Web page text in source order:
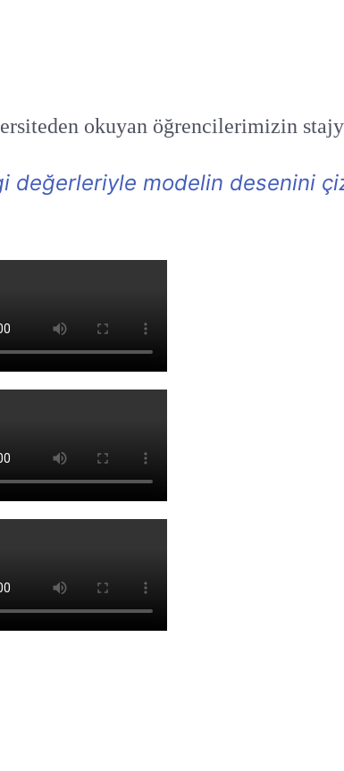
okuyan öğrencilerimizin
değerleriyle modelin desenini